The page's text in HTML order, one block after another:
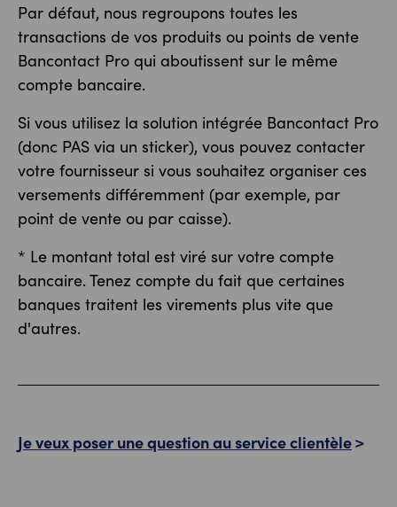
Par défaut, nous regroupons toutes les
transactions de vos produits ou points de vente
Bancontact Pro qui aboutissent sur le même
compte bancaire.
Si vous utilisez la solution intégrée Bancontact Pro
(donc PAS via un sticker), vous pouvez contacter
votre fournisseur si vous souhaitez organiser ces
versements différemment (par exemple, par
point de vente ou par caisse).
* Le montant total est viré sur votre compte
bancaire. Tenez compte du fait que certaines
banques traitent les virements plus vite que
d'autres.
Je veux poser une question au service clientèle